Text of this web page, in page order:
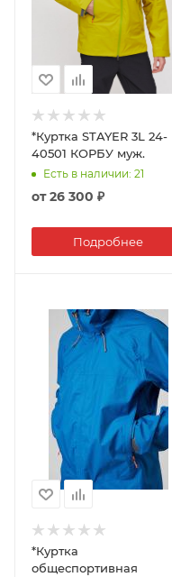
*Куртка STAYER 3L 24-
40501 КОРБУ муж.
Есть в наличии: 21
от26 300 ₽
Подробнее
*Куртка
общеспортивная